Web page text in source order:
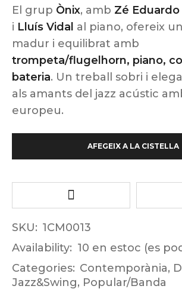
El grup Ònix, amb Zé Eduardo
i Lluís Vidal al piano, ofereix
madur i equilibrat amb
trompeta/flugelhorn, piano,
bateria. Un treball sobri i
als amants del jazz acústic
europeu.
AFEGEIX A LA CISTELLA
SKU: 1CM0013
Availability: 10 en estoc (es
Categories: Contemporània,
Jazz&Swing, Popular/Banda